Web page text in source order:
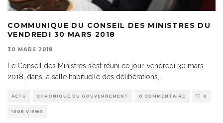
COMMUNIQUE DU CONSEIL DES MINISTRES DU
VENDREDI 30 MARS 2018
30 MARS 2018
Le Conseil des Ministres s’est réuni ce jour, vendredi 30 mars
2018, dans la salle habituelle des délibérations,
ACTU CHRONIQUE DU GOUVERNEMENT 0 COMMENTAIRE 0
1608 VIEWS